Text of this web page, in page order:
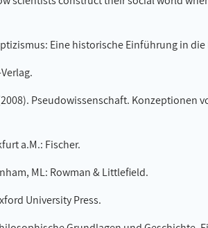
Eine historische Einführung in
Pseudowissenschaft.
a.M.: Fischer.
ML: Rowman & Littlefield.
University Press.